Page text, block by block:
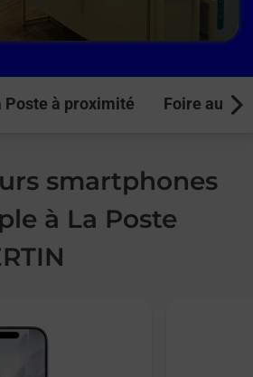
Poste à proximité Foire aux
smartphones
à La Poste